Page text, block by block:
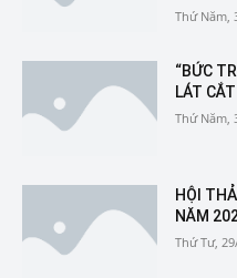
Thứ Năm,
“BỨC
LÁT
Thứ Năm,
HỘI
NĂM
Thứ Tư,